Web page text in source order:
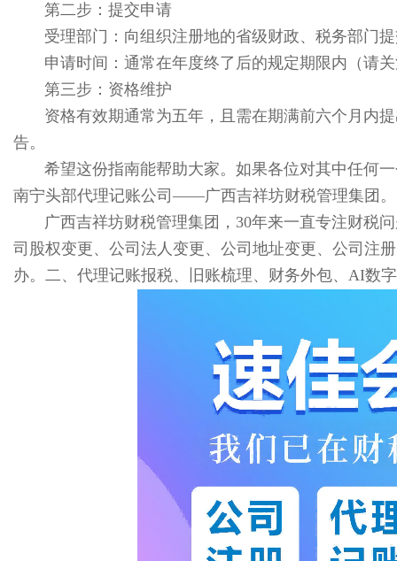
第二步：提交申请
受理部门：向组织注册地的省级财政、税务部门
申请时间：通常在年度终了后的规定期限内（请
第三步：资格维护
资格有效期通常为五年，且需在期满前六个月内
告。
希望这份指南能帮助大家。如果各位对其中任何
南宁头部代理记账公司——广西吉祥坊财税管理集团。
广西吉祥坊财税管理集团，30年来一直专注财税
司股权变更、公司法人变更、公司地址变更、公司注
办。二、代理记账报税、旧账梳理、财务外包、AI数